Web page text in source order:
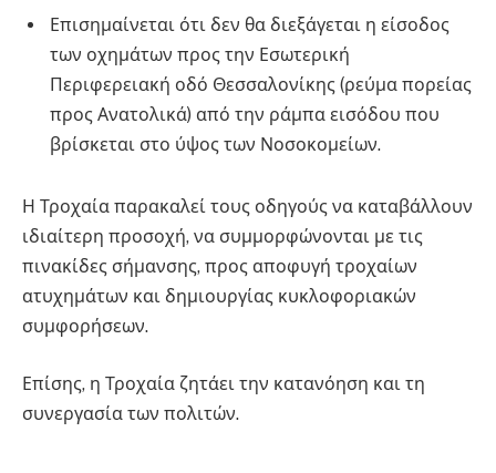
Επισημαίνεται ότι δεν θα διεξάγεται η είσοδος
των οχημάτων προς την Εσωτερική
Περιφερειακή οδό Θεσσαλονίκης (ρεύμα πορείας
προς Ανατολικά) από την ράμπα εισόδου που
βρίσκεται στο ύψος των Νοσοκομείων.
Η Τροχαία παρακαλεί τους οδηγούς να καταβάλλουν
ιδιαίτερη προσοχή, να συμμορφώνονται με τις
πινακίδες σήμανσης, προς αποφυγή τροχαίων
ατυχημάτων και δημιουργίας κυκλοφοριακών
συμφορήσεων.
Επίσης, η Τροχαία ζητάει την κατανόηση και τη
συνεργασία των πολιτών.